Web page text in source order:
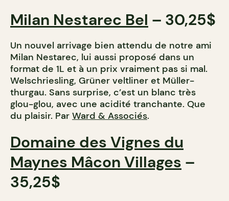
Milan Nestarec Bel – 30,25$
Un nouvel arrivage bien attendu de notre ami
Milan Nestarec, lui aussi proposé dans un
format de 1L et à un prix vraiment pas si mal.
Welschriesling, Grüner veltliner et Müller-
thurgau. Sans surprise, c’est un blanc très
glou-glou, avec une acidité tranchante. Que
du plaisir. Par Ward & Associés.
Domaine des Vignes du
Maynes Mâcon Villages –
35,25$